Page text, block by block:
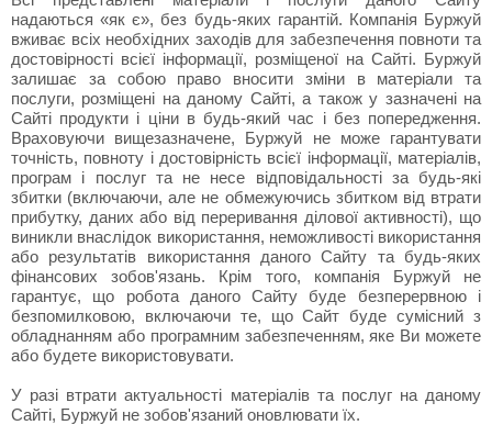
надаються «як є», без будь-яких гарантій. Компанія Буржуй
вживає всіх необхідних заходів для забезпечення повноти та
достовірності всієї інформації, розміщеної на Сайті. Буржуй
залишає за собою право вносити зміни в матеріали та
послуги, розміщені на даному Сайті, а також у зазначені на
Сайті продукти і ціни в будь-який час і без попередження.
Враховуючи вищезазначене, Буржуй не може гарантувати
точність, повноту і достовірність всієї інформації, матеріалів,
програм і послуг та не несе відповідальності за будь-які
збитки (включаючи, але не обмежуючись збитком від втрати
прибутку, даних або від переривання ділової активності), що
виникли внаслідок використання, неможливості використання
або результатів використання даного Сайту та будь-яких
фінансових зобов'язань. Крім того, компанія Буржуй не
гарантує, що робота даного Сайту буде безперервною і
безпомилковою, включаючи те, що Сайт буде сумісний з
обладнанням або програмним забезпеченням, яке Ви можете
або будете використовувати.
У разі втрати актуальності матеріалів та послуг на даному
Сайті, Буржуй не зобов'язаний оновлювати їх.